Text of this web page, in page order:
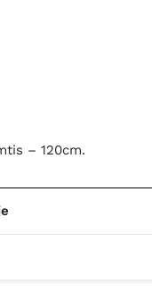
– 120cm.